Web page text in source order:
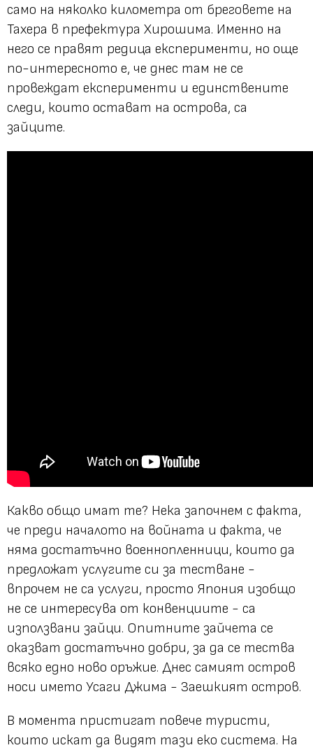
само на няколко километра от бреговете на
Тахера в префектура Хирошима. Именно на
него се правят редица експерименти, но още
по-интересното е, че днес там не се
провеждат експерименти и единствените
следи, които остават на острова, са
зайците.
Какво общо имат те? Нека започнем с факта,
че преди началото на войната и факта, че
няма достатъчно военнопленници, които да
предложат услугите си за тестване -
впрочем не са услуги, просто Япония изобщо
не се интересува от конвенциите - са
използвани зайци. Опитните зайчета се
оказват достатъчно добри, за да се тества
всяко едно ново оръжие. Днес самият остров
носи името Усаги Джима - Заешкият остров.
В момента пристигат повече туристи,
които искат да видят тази еко система. На